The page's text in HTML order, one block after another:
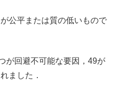
公平または質の低いもので
が回避不可能な要因，49が
ました．